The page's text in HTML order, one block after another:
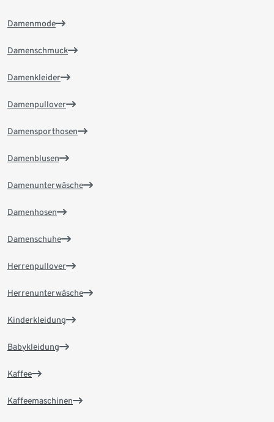
Damenmode
Damenschmuck
Damenkleider
Damenpullover
Damensporthosen
Damenblusen
Damenunterwäsche
Damenhosen
Damenschuhe
Herrenpullover
Herrenunterwäsche
Kinderkleidung
Babykleidung
Kaffee
Kaffeemaschinen